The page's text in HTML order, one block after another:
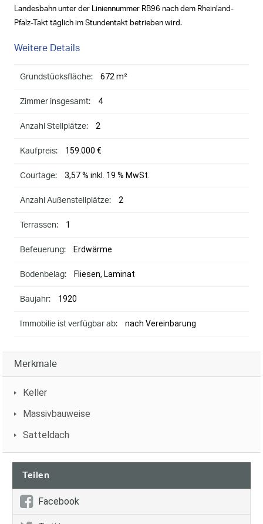
Landesbahn unter der Liniennummer RB96 nach dem Rheinland-
Pfalz-Takt täglich im Stundentakt betrieben wird.
Weitere Details
Grundstücksfläche: 672 m²
Zimmer insgesamt: 4
Anzahl Stellplätze: 2
Kaufpreis: 159.000 €
Courtage: 3,57 % inkl. 19 % MwSt.
Anzahl Außenstellplätze: 2
Terrassen: 1
Befeuerung: Erdwärme
Bodenbelag: Fliesen, Laminat
Baujahr: 1920
Immobilie ist verfügbar ab: nach Vereinbarung
Merkmale
Keller
Massivbauweise
Satteldach
Teilen
Facebook